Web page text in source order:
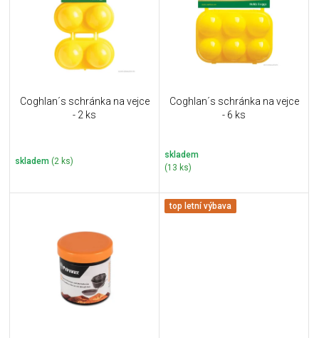
Coghlan´s schránka na vejce
- 2 ks
skladem (2 ks)
Coghlan´s schránka na vejce
- 6 ks
skladem
(13 ks)
top letní výbava